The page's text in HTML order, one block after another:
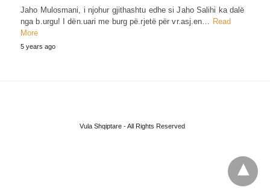
Jaho Mulosmani, i njohur gjithashtu edhe si Jaho Salihi ka dalë
nga b.urgu! I dën.uari me burg pë.rjetë për vr.asj.en… Read
More
5 years ago
Vula Shqiptare - All Rights Reserved